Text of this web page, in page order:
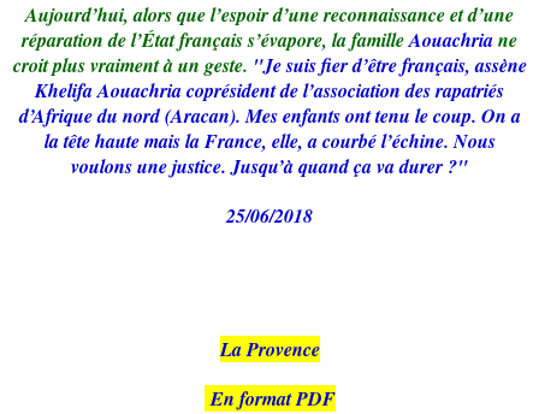
Aujourd’hui, alors que l’espoir d’une reconnaissance et d’une
réparation de l’État français s’évapore, la familleAouachriane
croit plus vraiment à un geste. "Je suis fier d’être français, assène
Khelifa Aouachria coprésident de l’association des rapatriés
d’Afrique du nord (Aracan). Mes enfants ont tenu le coup. On a
la tête haute mais la France, elle, a courbé l’échine. Nous
voulons une justice. Jusqu’à quand ça va durer ?"
25/06/2018
La Provence
En format PDF